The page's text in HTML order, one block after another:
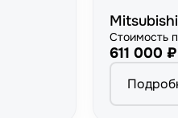
Стоимость
611 000 ₽